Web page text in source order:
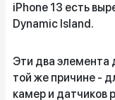
iPhone 13 есть
Dynamic Island.
Эти два элемента
той же причине -
камер и датчиков